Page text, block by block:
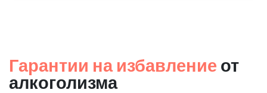
Гарантии на избавление от
алкоголизма